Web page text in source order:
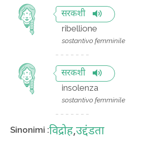
सरकशी
ribellione
sostantivo femminile
सरकशी
insolenza
sostantivo femminile
Sinonimi :विद्रोह,उद्दंडता